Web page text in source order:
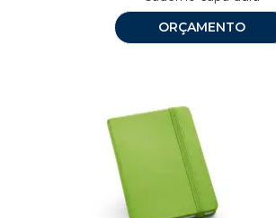
ORÇAMENTO